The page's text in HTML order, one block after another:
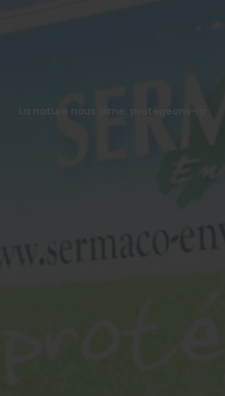
La nature nous aime, protégeons-la